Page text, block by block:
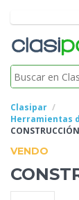
Clasipar
Herramientas
CONSTRUCCIÓN
VENDO